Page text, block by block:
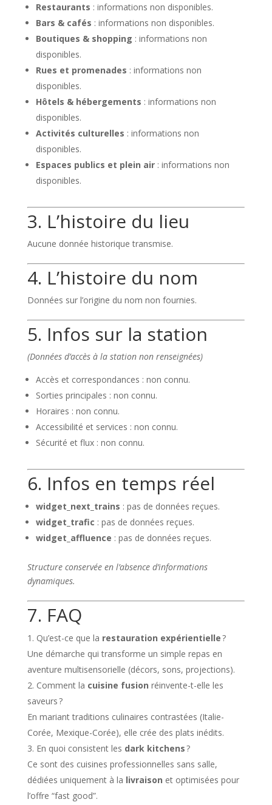
Restaurants : informations non disponibles.
Bars & cafés : informations non disponibles.
Boutiques & shopping : informations non
disponibles.
Rues et promenades : informations non
disponibles.
Hôtels & hébergements : informations non
disponibles.
Activités culturelles : informations non
disponibles.
Espaces publics et plein air: informations non
disponibles.
3. L’histoire du lieu
Aucune donnée historique transmise.
4. L’histoire du nom
Données sur l’origine du nom non fournies.
5. Infos sur la station
(Données d’accès à la station non renseignées)
Accès et correspondances : non connu.
Sorties principales : non connu.
Horaires : non connu.
Accessibilité et services : non connu.
Sécurité et flux : non connu.
6. Infos en temps réel
widget_next_trains : pas de données reçues.
widget_trafic : pas de données reçues.
widget_affluence : pas de données reçues.
Structure conservée en l’absence d’informations
dynamiques.
7. FAQ
Qu’est-ce que la restauration expérientielle?
Une démarche qui transforme un simple repas en
aventure multisensorielle (décors, sons, projections).
Comment la cuisine fusion réinvente-t-elle les
saveurs ?
En mariant traditions culinaires contrastées (Italie-
Corée, Mexique-Corée), elle crée des plats inédits.
En quoi consistent les dark kitchens?
Ce sont des cuisines professionnelles sans salle,
dédiées uniquement à la livraison et optimisées pour
l’offre “fast good”.